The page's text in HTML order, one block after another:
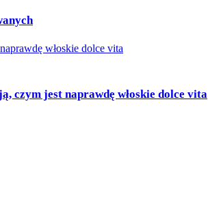
czym jest naprawdę włoskie dolce vita